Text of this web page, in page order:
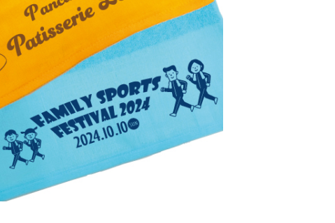
設立・周年・創業記念
インバウンド･外国人観光客向け特集
粗品・営業配布
入学・卒業記念品
自治体・公共団体向け
オープン・開業・開院
ポストイン